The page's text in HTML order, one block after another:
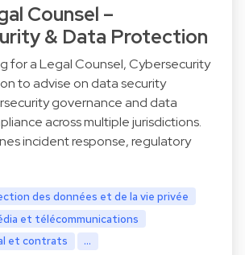
Counsel –
& Data Protection
for a Legal Counsel, Cybersecurity
to advise on data security
governance and data
across multiple jurisdictions.
incident response, regulatory
des données et de la vie privée
et télécommunications
et contrats
...